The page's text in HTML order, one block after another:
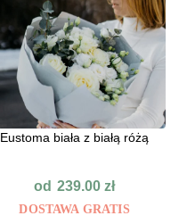
Eustoma biała z białą różą
od 239.00zł
DOSTAWA GRATIS